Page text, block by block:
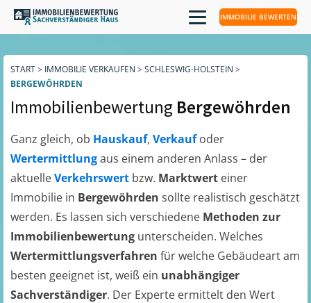
IMMOBILIE BEWERTEN
START> IMMOBILIE VERKAUFEN > SCHLESWIG-HOLSTEIN >
BERGEWÖHRDEN
Immobilienbewertung Bergewöhrden
Ganz gleich, ob Hauskauf, Verkaufoder
Wertermittlungaus einem anderen Anlass – der
aktuelleVerkehrswert bzw. Marktwert einer
Immobilie in Bergewöhrden sollte realistisch geschätzt
werden. Es lassen sich verschiedene Methoden zur
Immobilienbewertung unterscheiden. Welches
Wertermittlungsverfahren für welche Gebäudeart am
besten geeignet ist, weiß ein unabhängiger
Sachverständiger. Der Experte ermittelt den Wert